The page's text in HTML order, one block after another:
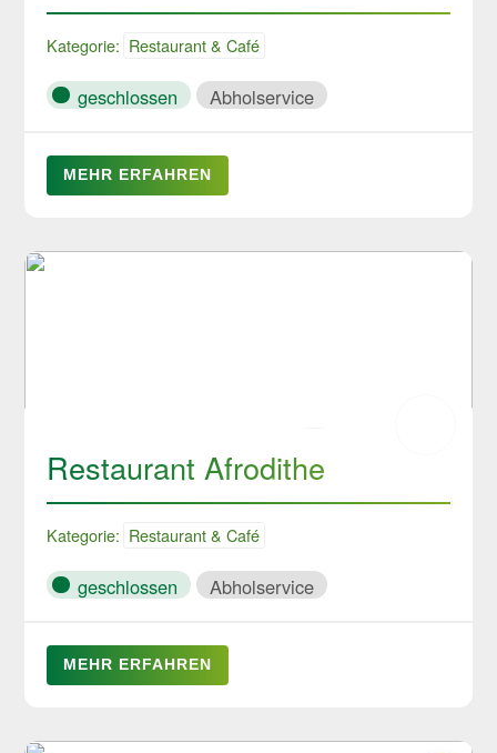
Kategorie: Restaurant & Café
geschlossen Abholservice
MEHR ERFAHREN
Restaurant Afrodithe
Kategorie: Restaurant & Café
geschlossen Abholservice
MEHR ERFAHREN